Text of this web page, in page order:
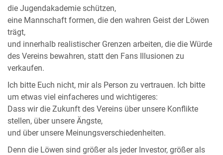
die Jugendakademie schützen,
eine Mannschaft formen, die den wahren Geist der Löwen
trägt,
und innerhalb realistischer Grenzen arbeiten, die die Würde
des Vereins bewahren, statt den Fans Illusionen zu
verkaufen.
Ich bitte Euch nicht, mir als Person zu vertrauen. Ich bitte
um etwas viel einfacheres und wichtigeres:
Dass wir die Zukunft des Vereins über unsere Konflikte
stellen, über unsere Ängste,
und über unsere Meinungsverschiedenheiten.
Denn die Löwen sind größer als jeder Investor, größer als